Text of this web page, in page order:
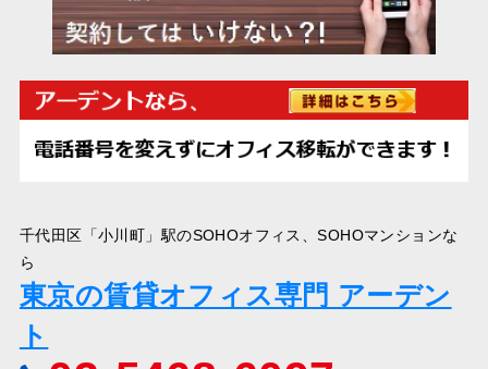
千代田区「小川町」駅のSOHOオフィス、SOHOマンションな
ら
東京の賃貸オフィス専門 アーデン
ト